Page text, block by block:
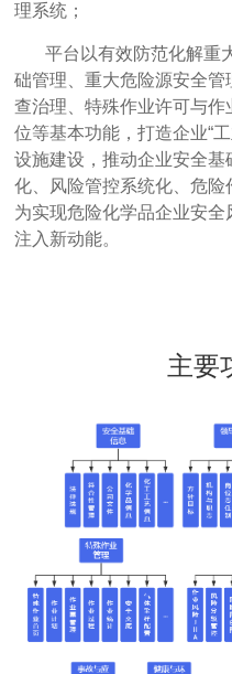
理系统；
平台以有效防范化解重
础管理、重大危险源安全
查治理、特殊作业许可与
位等基本功能，打造企业“
设施建设，推动企业安全
化、风险管控系统化、危险
为实现危险化学品企业安
注入新动能。
主要